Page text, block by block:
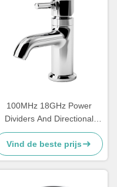
100MHz 18GHz Power
Dividers And Directional
Couplers Waveguide High
Power Harmonic Wave Filter
Vind de beste prijs